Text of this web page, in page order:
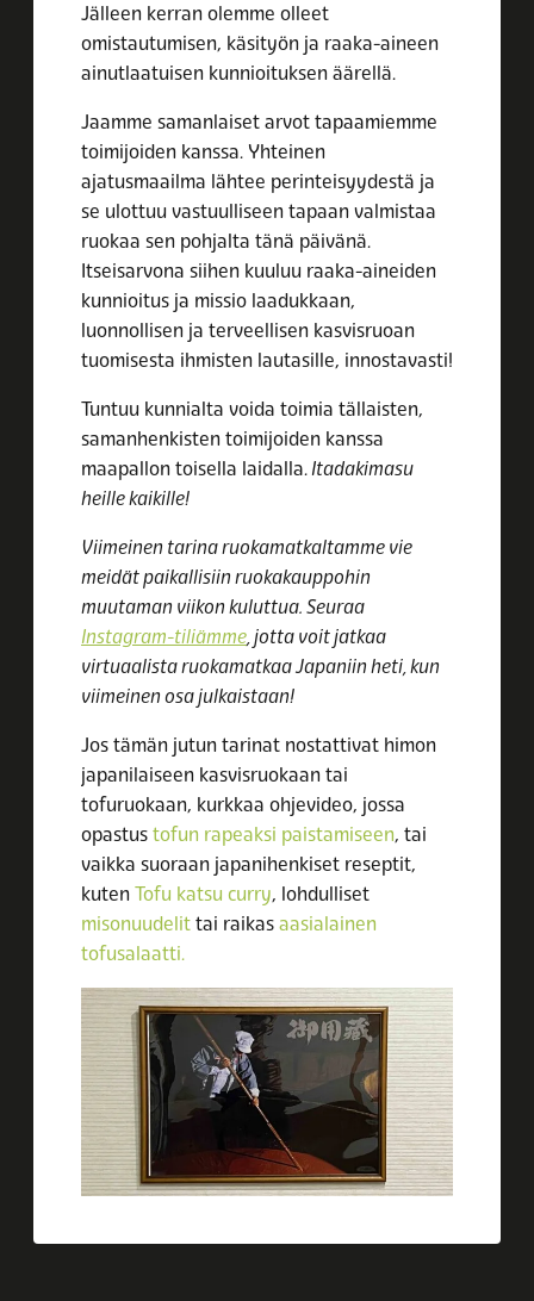
Jälleen kerran olemme olleet
omistautumisen, käsityön ja raaka-aineen
ainutlaatuisen kunnioituksen äärellä.
Jaamme samanlaiset arvot tapaamiemme
toimijoiden kanssa. Yhteinen
ajatusmaailma lähtee perinteisyydestä ja
se ulottuu vastuulliseen tapaan valmistaa
ruokaa sen pohjalta tänä päivänä.
Itseisarvona siihen kuuluu raaka-aineiden
kunnioitus ja missio laadukkaan,
luonnollisen ja terveellisen kasvisruoan
tuomisesta ihmisten lautasille, innostavasti!
Tuntuu kunnialta voida toimia tällaisten,
samanhenkisten toimijoiden kanssa
maapallon toisella laidalla. Itadakimasu
heille kaikille!
Viimeinen tarina ruokamatkaltamme vie
meidät paikallisiin ruokakauppohin
muutaman viikon kuluttua. Seuraa
Instagram-tiliämme , jotta voit jatkaa
virtuaalista ruokamatkaa Japaniin heti, kun
viimeinen osa julkaistaan!
Jos tämän jutun tarinat nostattivat himon
japanilaiseen kasvisruokaan tai
tofuruokaan, kurkkaa ohjevideo, jossa
opastus tofun rapeaksi paistamiseen, tai
vaikka suoraan japanihenkiset reseptit,
kuten Tofu katsu curry, lohdulliset
misonuudelit tai raikas aasialainen
tofusalaatti.